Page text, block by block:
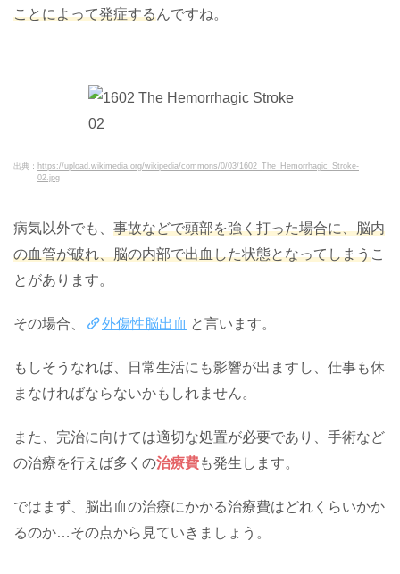
ことによって発症するんですね。
出典： https://upload.wikimedia.org/wikipedia/commons/0/03/1602_The_Hemorrhagic_Stroke-
02.jpg
病気以外でも、 事故などで頭部を強く打った場合に、脳内
の血管が破れ、脳の内部で出血した状態となってしまうこ
とがあります。
その場合、 外傷性脳出血 と言います。
もしそうなれば、日常生活にも影響が出ますし、仕事も休
まなければならないかもしれません。
また、完治に向けては適切な処置が必要であり、手術など
の治療を行えば多くの治療費も発生します。
ではまず、脳出血の治療にかかる治療費はどれくらいかか
るのか…その点から見ていきましょう。